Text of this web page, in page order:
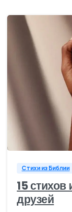
Стихи из Библии
15
друзей